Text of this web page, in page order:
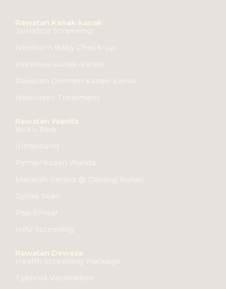
Rawatan Kanak-kanak
Rawatan Wanita
Rawatan Dewasa